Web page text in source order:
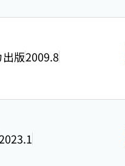
出版2009.8
2023.1